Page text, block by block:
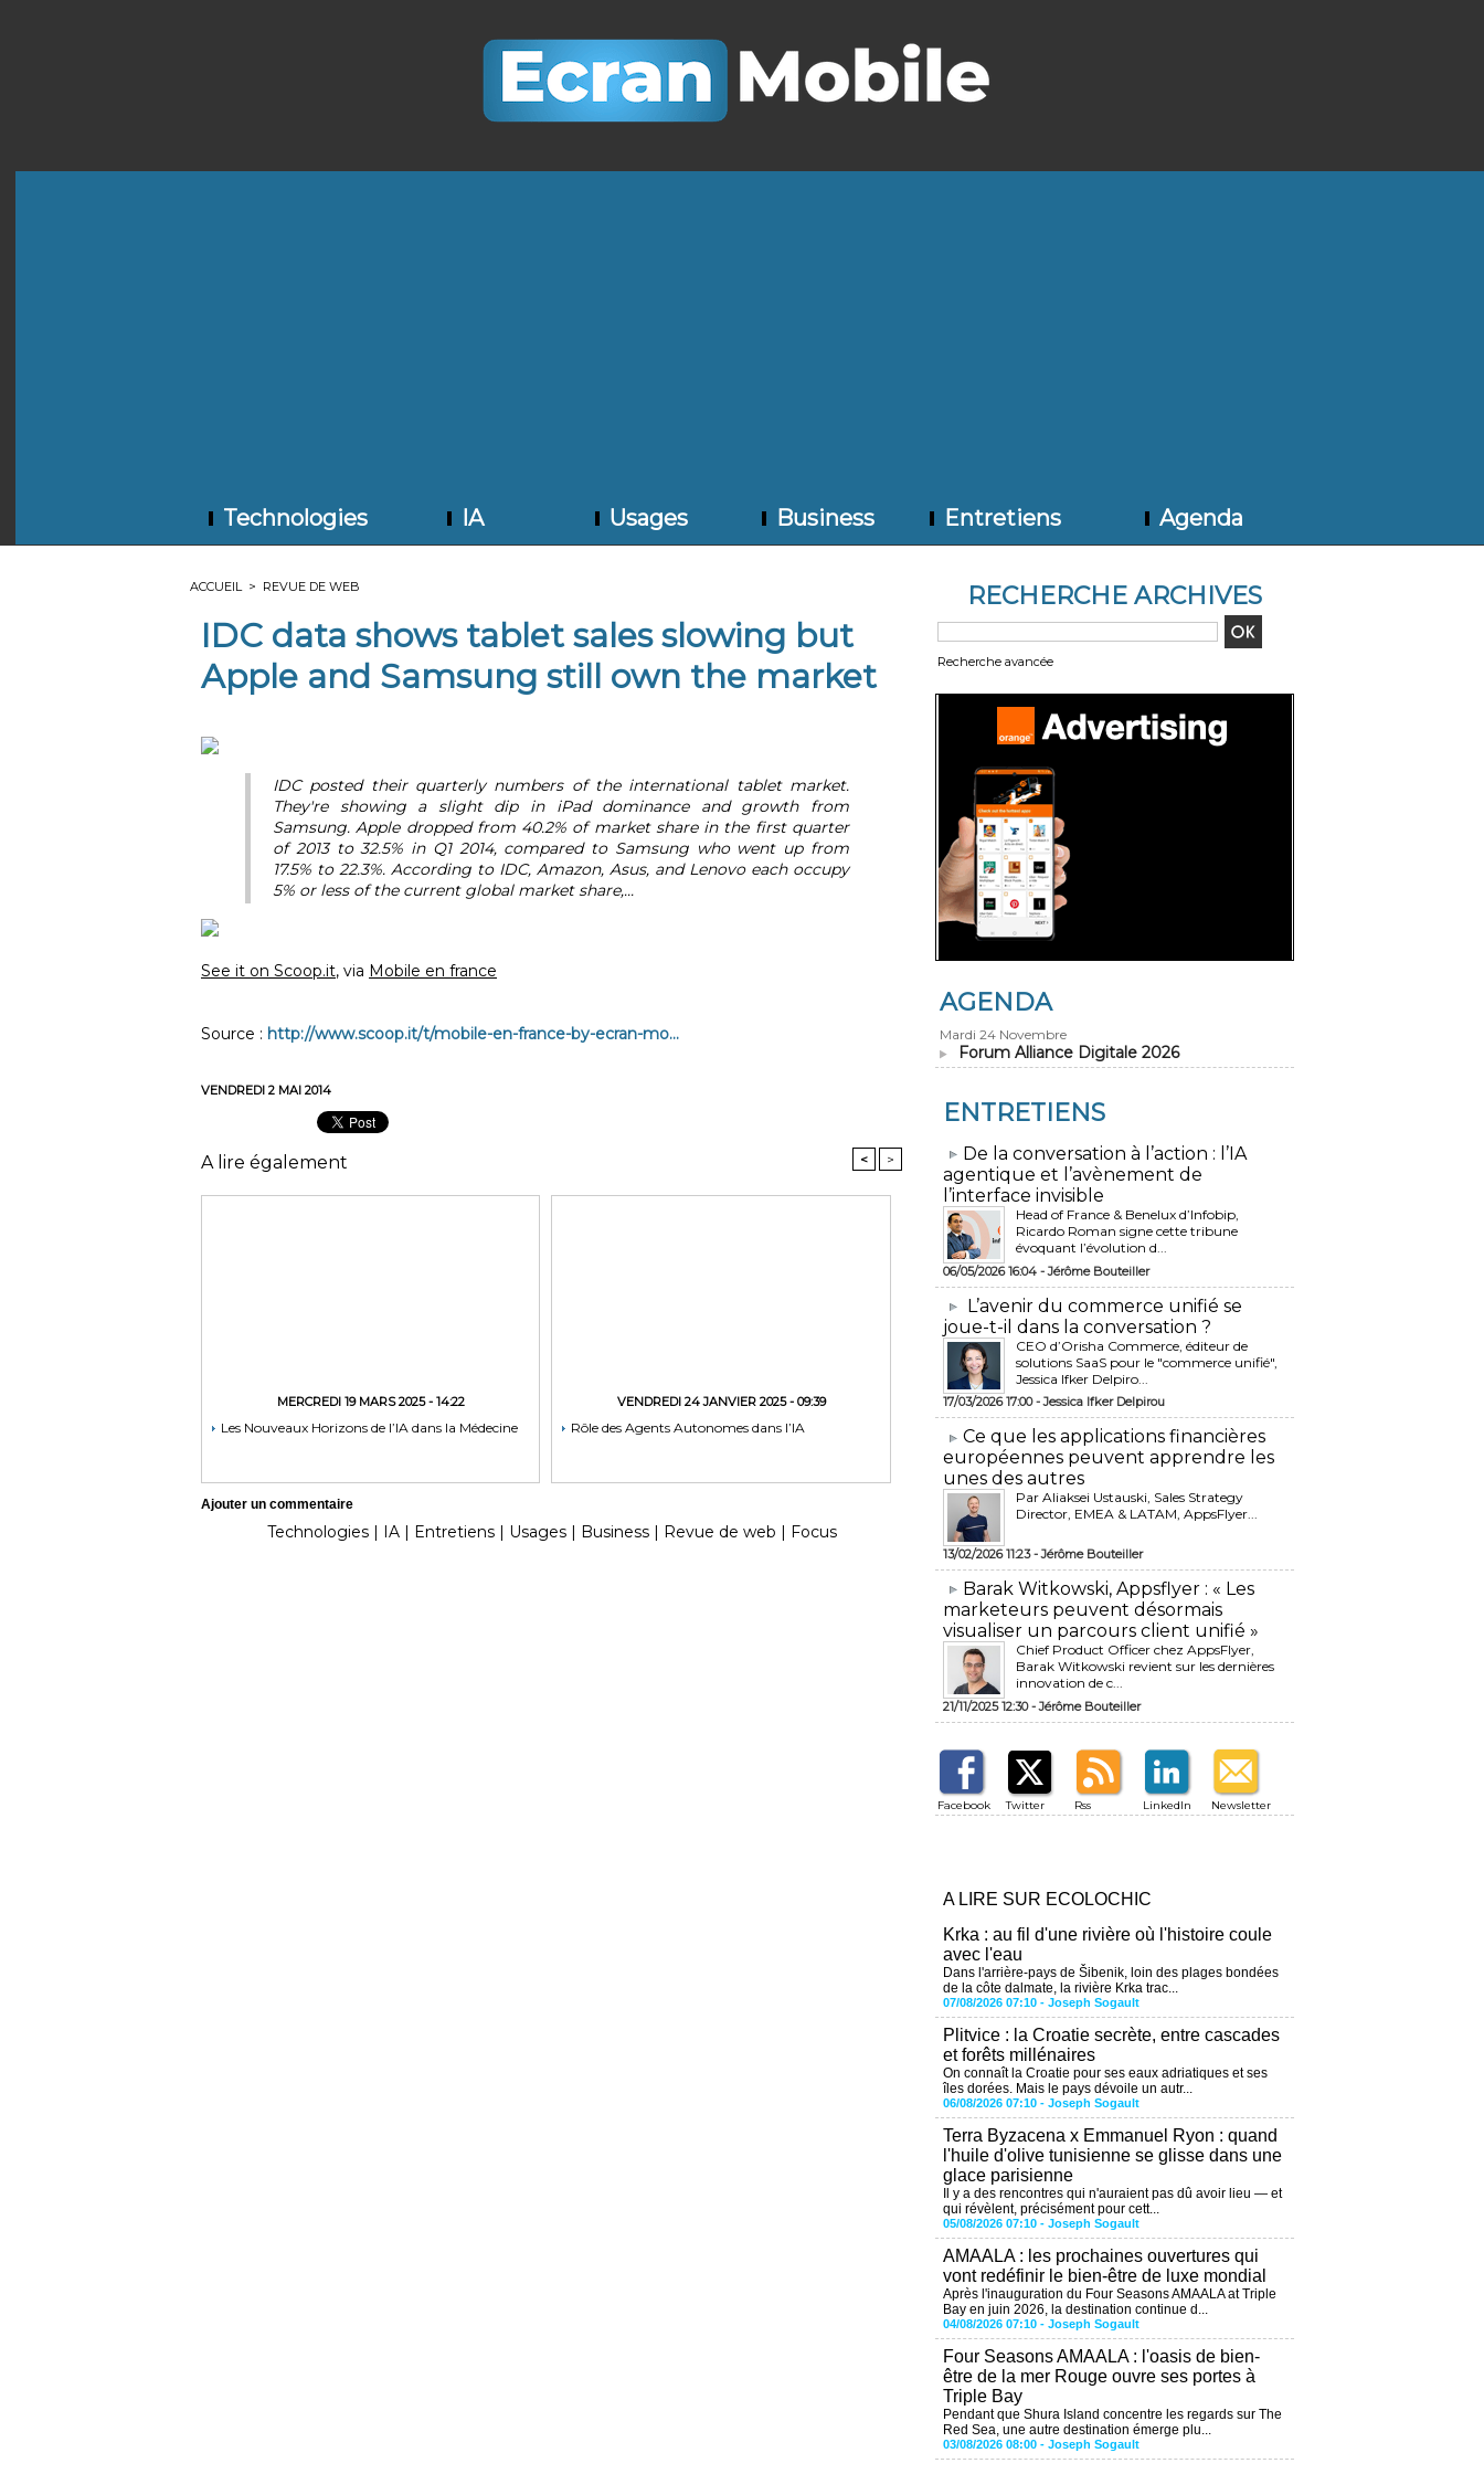
Technologies IA Usages Business Entretiens Agenda
ACCUEIL > REVUE DE WEB
IDC data shows tablet sales slowing but
Apple and Samsung still own the market
IDC posted their quarterly numbers of the international tablet market.
They're showing a slight dip in iPad dominance and growth from
Samsung. Apple dropped from 40.2% of market share in the first quarter
of 2013 to 32.5% in Q1 2014, compared to Samsung who went up from
17.5% to 22.3%. According to IDC, Amazon, Asus, and Lenovo each occupy
5% or less of the current global market share,...
See it on Scoop.it, via Mobile en france
Source : http://www.scoop.it/t/mobile-en-france-by-ecran-mo...
VENDREDI 2 MAI 2014
A lire également < >
MERCREDI 19 MARS 2025 - 14:22
Les Nouveaux Horizons de l’IA dans la Médecine
VENDREDI 24 JANVIER 2025 - 09:39
Rôle des Agents Autonomes dans l’IA
Ajouter un commentaire
Technologies | IA | Entretiens | Usages | Business | Revue de web | Focus
RECHERCHE ARCHIVES
Recherche avancée
AGENDA
Mardi 24 Novembre
Forum Alliance Digitale 2026
ENTRETIENS
​De la conversation à l’action : l’IA
agentique et l’avènement de
l’interface invisible
Head of France & Benelux d’Infobip,
Ricardo Roman signe cette tribune
évoquant l’évolution d...
06/05/2026 16:04 -Jérôme Bouteiller
L’avenir du commerce unifié se
joue-t-il dans la conversation ?
CEO d’Orisha Commerce, éditeur de
solutions SaaS pour le "commerce unifié",
Jessica Ifker Delpiro...
17/03/2026 17:00 -Jessica Ifker Delpirou
​Ce que les applications financières
européennes peuvent apprendre les
unes des autres
Par Aliaksei Ustauski, Sales Strategy
Director, EMEA & LATAM, AppsFlyer...
13/02/2026 11:23 -Jérôme Bouteiller
​Barak Witkowski, Appsflyer : « Les
marketeurs peuvent désormais
visualiser un parcours client unifié »
Chief Product Officer chez AppsFlyer, ​
Barak Witkowski revient sur les dernières
innovation de c...
21/11/2025 12:30 -Jérôme Bouteiller
Facebook Twitter Rss LinkedIn Newsletter
A LIRE SUR ECOLOCHIC
Krka : au fil d'une rivière où l'histoire coule
avec l'eau
Dans l'arrière-pays de Šibenik, loin des plages bondées
de la côte dalmate, la rivière Krka trac...
07/08/2026 07:10 - Joseph Sogault
Plitvice : la Croatie secrète, entre cascades
et forêts millénaires
On connaît la Croatie pour ses eaux adriatiques et ses
îles dorées. Mais le pays dévoile un autr...
06/08/2026 07:10 - Joseph Sogault
Terra Byzacena x Emmanuel Ryon : quand
l'huile d'olive tunisienne se glisse dans une
glace parisienne
Il y a des rencontres qui n'auraient pas dû avoir lieu — et
qui révèlent, précisément pour cett...
05/08/2026 07:10 - Joseph Sogault
AMAALA : les prochaines ouvertures qui
vont redéfinir le bien-être de luxe mondial
Après l'inauguration du Four Seasons AMAALA at Triple
Bay en juin 2026, la destination continue d...
04/08/2026 07:10 - Joseph Sogault
Four Seasons AMAALA : l'oasis de bien-
être de la mer Rouge ouvre ses portes à
Triple Bay
Pendant que Shura Island concentre les regards sur The
Red Sea, une autre destination émerge plu...
03/08/2026 08:00 - Joseph Sogault